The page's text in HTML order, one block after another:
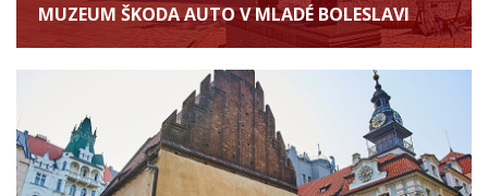
MUZEUM ŠKODA AUTO V MLADÉ BOLESLAVI